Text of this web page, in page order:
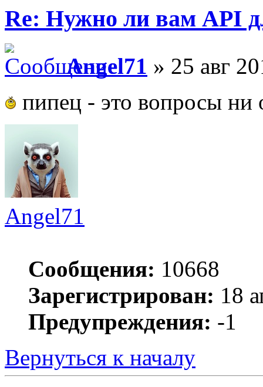
Re: Нужно ли вам API
Angel71 » 25 авг
пипец - это вопросы ни
Angel71
Сообщения: 10668
Зарегистрирован: 18
Предупреждения: -1
Вернуться к началу